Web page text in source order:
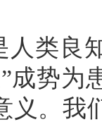
人类良
成势为
义。我